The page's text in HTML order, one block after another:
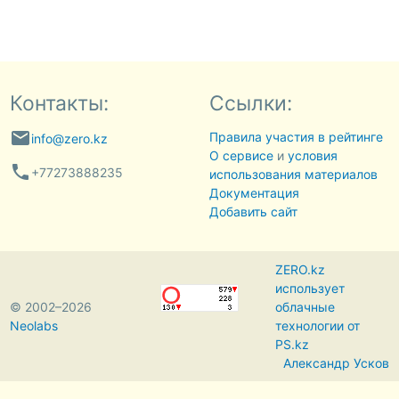
Контакты:
emailinfo@zero.kz
phone +77273888235
Ссылки:
Правила участия в рейтинге
О сервисеи условия
использования материалов
Документация
Добавить сайт
© 2002–2026
Neolabs
ZERO.kz
использует
облачные
технологии от
PS.kz
Александр Усков